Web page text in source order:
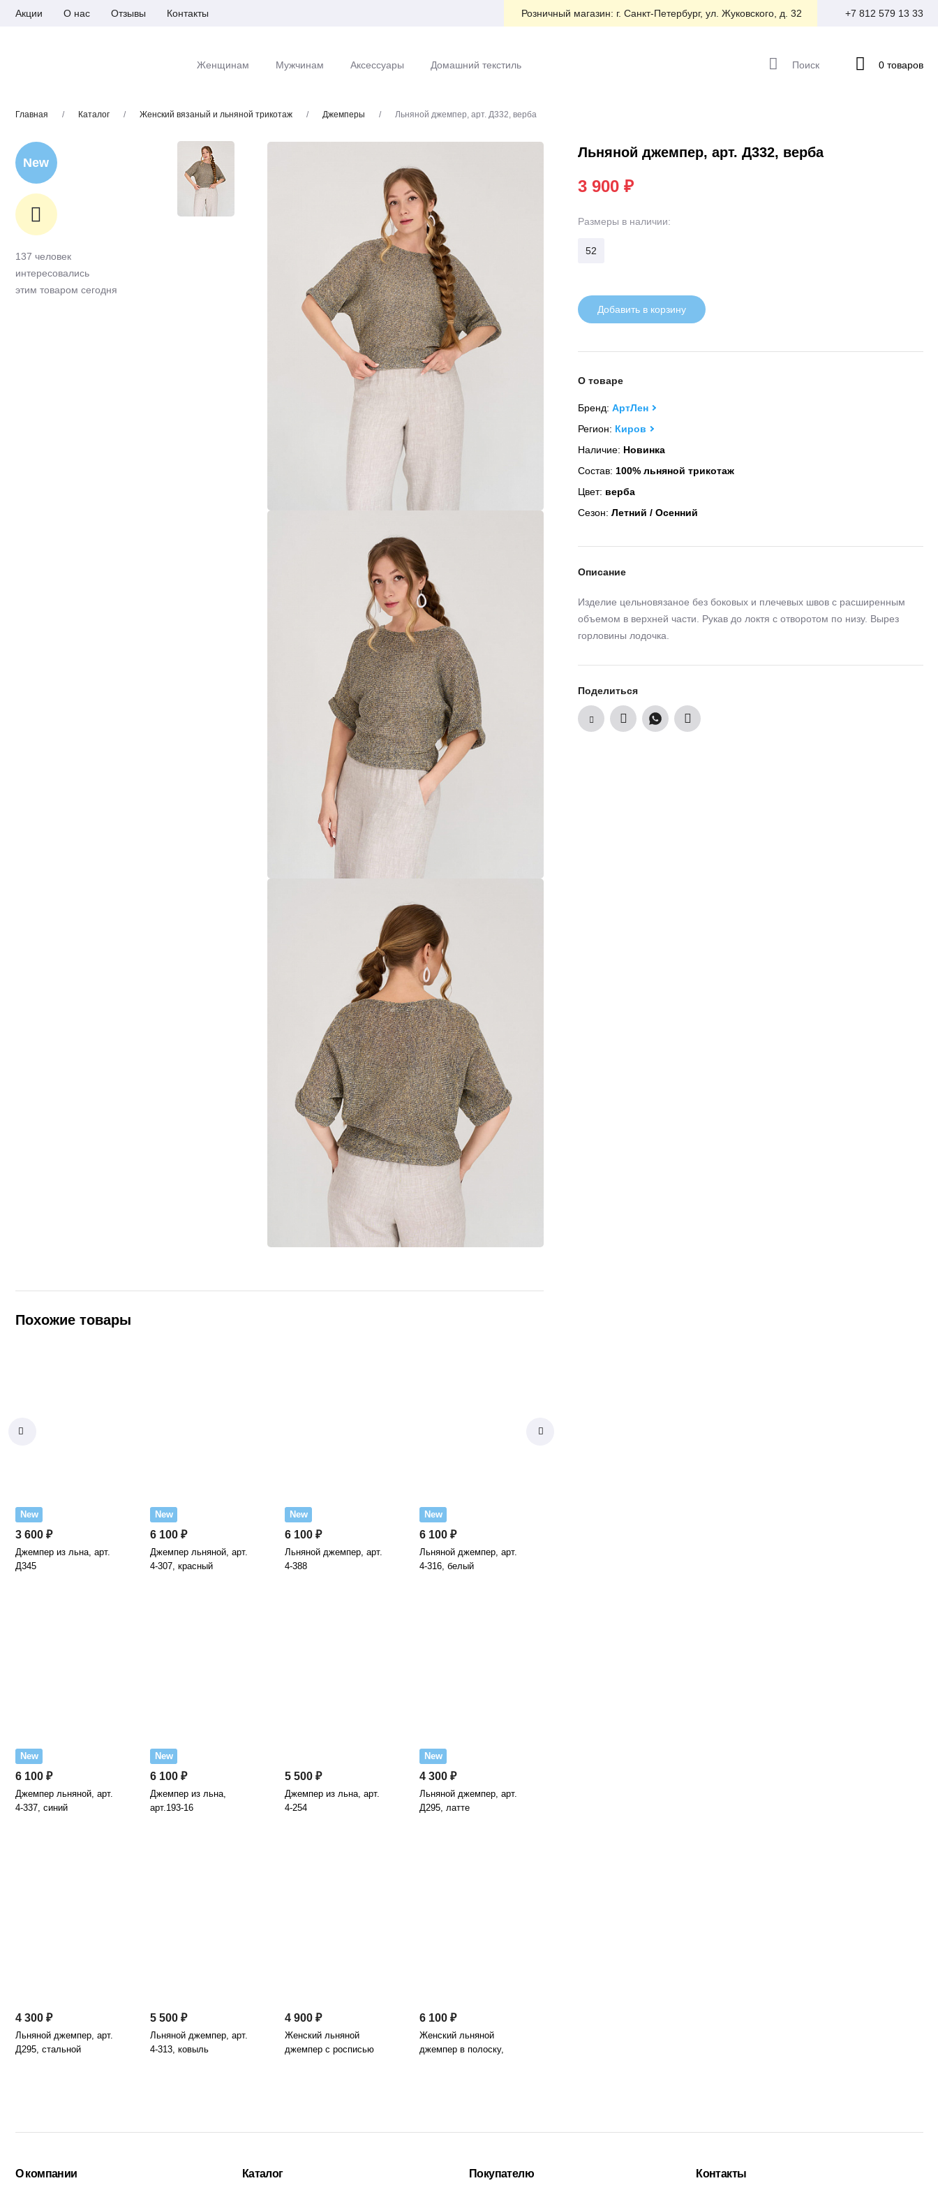
Акции О нас Отзывы Контакты Розничный магазин: г. Санкт-Петербург, ул. Жуковского, д. 32 +7 812 579 13 33
Женщинам Мужчинам Аксессуары Домашний текстиль Поиск 0 товаров
Главная / Каталог / Женский вязаный и льняной трикотаж / Джемперы / Льняной джемпер, арт. Д332, верба
Льняной джемпер, арт. Д332, верба
3 900 ₽
Размеры в наличии:
52
Добавить в корзину
О товаре
Бренд:АртЛен
Регион: Киров
Наличие: Новинка
Состав: 100% льняной трикотаж
Цвет: верба
Сезон: Летний / Осенний
Описание
Изделие цельновязаное без боковых и плечевых швов с расширенным
объемом в верхней части. Рукав до локтя с отворотом по низу. Вырез
горловины лодочка.
Поделиться
New
137 человек
интересовались
этим товаром сегодня
Похожие товары
New
3 600 ₽
Джемпер из льна, арт.
Д345
New
6 100 ₽
Джемпер льняной, арт.
4-307, красный
New
6 100 ₽
Льняной джемпер, арт.
4-388
New
6 100 ₽
Льняной джемпер, арт.
4-316, белый
New
6 100 ₽
Джемпер льняной, арт.
4-337, синий
New
6 100 ₽
Джемпер из льна,
арт.193-16
5 500 ₽
Джемпер из льна, арт.
4-254
New
4 300 ₽
Льняной джемпер, арт.
Д295, латте
4 300 ₽
Льняной джемпер, арт.
Д295, стальной
5 500 ₽
Льняной джемпер, арт.
4-313, ковыль
4 900 ₽
Женский льняной
джемпер с росписью
6 100 ₽
Женский льняной
джемпер в полоску,
О компании Каталог Покупателю Контакты